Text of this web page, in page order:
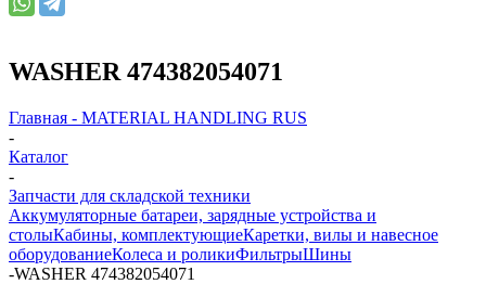
WASHER 474382054071
Главная - MATERIAL HANDLING RUS
-
Каталог
-
Запчасти для складской техники
Аккумуляторные батареи, зарядные устройства и
столыКабины, комплектующиеКаретки, вилы и навесное
оборудованиеКолеса и роликиФильтрыШины
-WASHER 474382054071